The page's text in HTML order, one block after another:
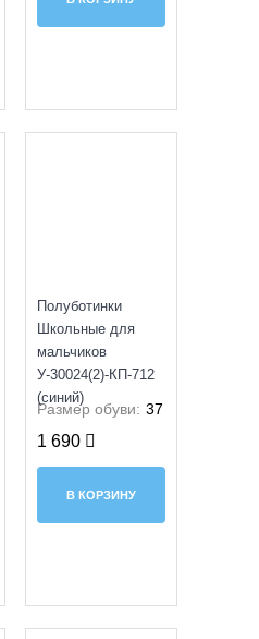
Полуботинки
Школьные для
мальчиков
У-30024(2)-КП-712
(синий)
Размер обуви: 37
1 690
В КОРЗИНУ